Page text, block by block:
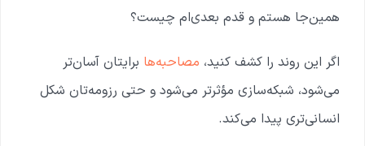
همین‌جا هستم و قدم بعدی‌ام چیست؟
اگر این روند را کشف کنید، مصاحبه‌ها برایتان آسان‌تر
می‌شود، شبکه‌سازی مؤثرتر می‌شود و حتی رزومه‌تان شکل
انسانی‌تری پیدا می‌کند.